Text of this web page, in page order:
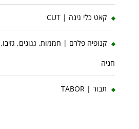
קאט כלי גינה | CUT
קנופיה פלרם | חממות, גגונים,
חניה
תבור | TABOR